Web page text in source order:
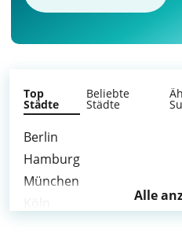
Top
Städte
Beliebte
Städte
Berlin
Hamburg
München
Alle